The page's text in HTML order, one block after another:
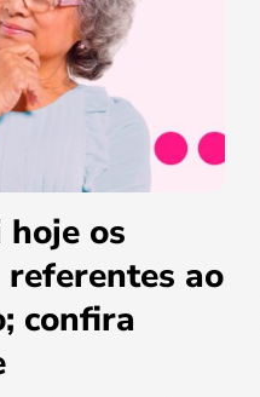
hoje os
ao
confira